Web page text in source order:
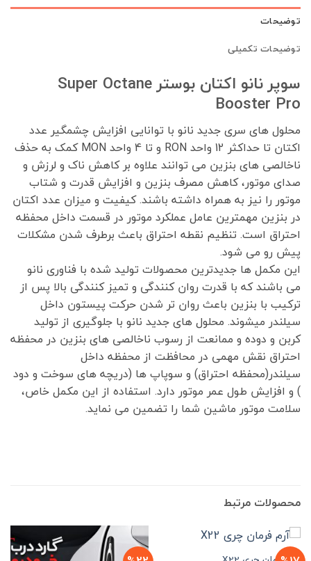
توضیحات
توضیحات تکمیلی
سوپر نانو اکتان بوستر Super Octane
Booster Pro
محلول های سری جدید نانو با توانایی افزایش چشمگیر عدد
اکتان تا حداکثر 12 واحد RON و تا 4 واحد MON کمک به حذف
ناخالصی های بنزین می توانند علاوه بر کاهش ناک و لرزش و
صدای موتور، کاهش مصرف بنزین و افزایش قدرت و شتاب
موتور را نیز به همراه داشته باشند. کیفیت و میزان عدد اکتان
در بنزین مهمترین عامل عملکرد موتور در قسمت داخل محفظه
احتراق است. تنظیم نقطه احتراق باعث برطرف شدن مشکلات
پیش رو می شود.
این مکمل ها جدیدترین محصولات تولید شده با فناوری نانو
می باشند که با قدرت روان کنندگی و تمیز کنندگی بالا پس از
ترکیب با بنزین باعث روان تر شدن حرکت پیستون داخل
سیلندر میشوند. محلول های جدید نانو با جلوگیری از تولید
کربن و دوده و ممانعت از رسوب ناخالصی های بنزین در محفظه
احتراق نقش مهمی در محافظت از محفظه داخل
سیلندر(محفظه احتراق) و سوپاپ ها (دریچه های سوخت و دود
) و افزایش طول عمر موتور دارد. استفاده از این مکمل خاص،
سلامت موتور ماشین شما را تضمین می نماید.
محصولات مرتبط